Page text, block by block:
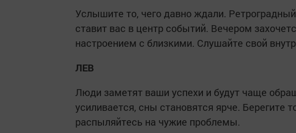
Услышите то, чего давно ждали.
ставит вас в центр событий. Вечером
настроением с близкими. Слушайте свой
ЛЕВ
Люди заметят ваши успехи и будут чаще
усиливается, сны становятся ярче. Берегите
распыляйтесь на чужие проблемы.